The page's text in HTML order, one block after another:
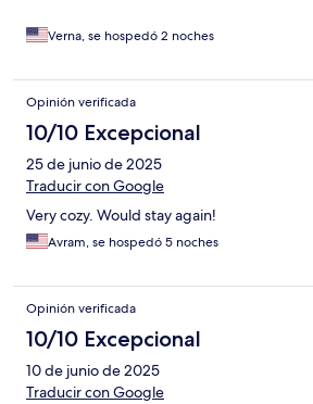
Verna, se hospedó 2 noches
Opinión verificada
10/10 Excepcional
25 de junio de 2025
Traducir con Google
Very cozy. Would stay again!
Avram, se hospedó 5 noches
Opinión verificada
10/10 Excepcional
10 de junio de 2025
Traducir con Google